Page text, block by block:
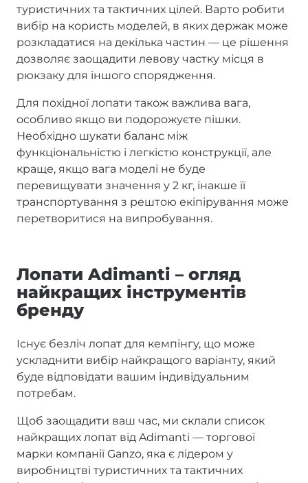
туристичних та тактичних цілей. Варто робити
вибір на користь моделей, в яких держак може
розкладатися на декілька частин — це рішення
дозволяє заощадити левову частку місця в
рюкзаку для іншого спорядження.
Для похідної лопати також важлива вага,
особливо якщо ви подорожуєте пішки.
Необхідно шукати баланс між
функціональністю і легкістю конструкції, але
краще, якщо вага моделі не буде
перевищувати значення у 2 кг, інакше її
транспортування з рештою екіпірування може
перетворитися на випробування.
Лопати Adimanti – огляд
найкращих інструментів
бренду
Існує безліч лопат для кемпінгу, що може
ускладнити вибір найкращого варіанту, який
буде відповідати вашим індивідуальним
потребам.
Щоб заощадити ваш час, ми склали список
найкращих лопат від Adimanti — торгової
марки компанії Ganzo, яка є лідером у
виробництві туристичних та тактичних